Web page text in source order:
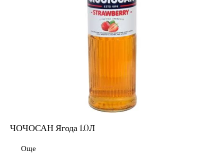
ЧОЧОСАН Ягода 1.0Л
Още